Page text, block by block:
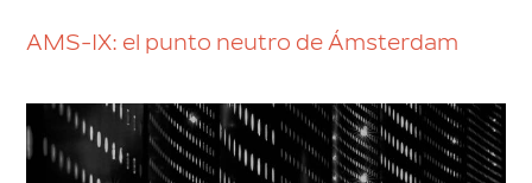
AMS-IX: el punto neutro de Ámsterdam